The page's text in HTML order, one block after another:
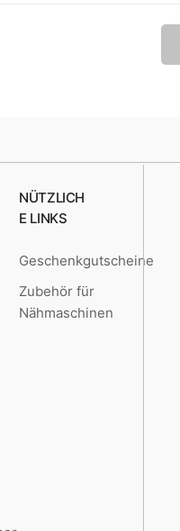
NÜTZLICH
E LINKS
Geschenkgutscheine
Zubehör für
Nähmaschinen